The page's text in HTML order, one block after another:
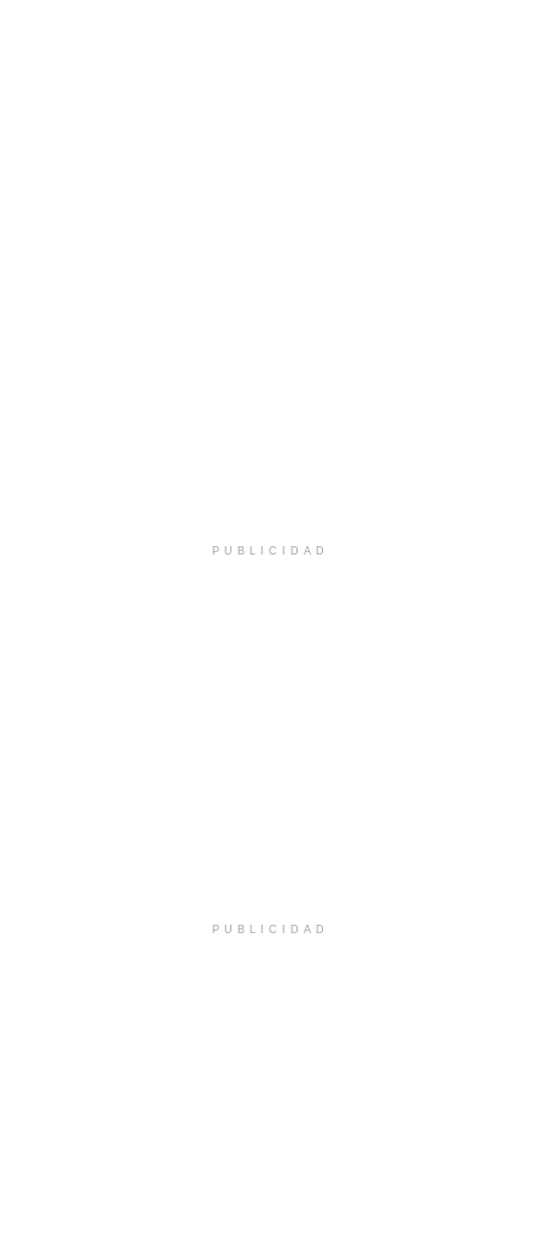
PUBLICIDAD
PUBLICIDAD